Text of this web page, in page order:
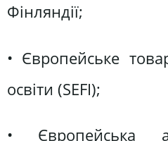
Фінляндії;
• Європейське
освіти (SEFI);
• Європейська